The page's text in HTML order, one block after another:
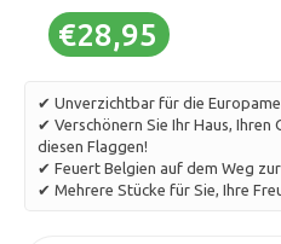
€28,95
✔ Unverzichtbar für die
✔ Verschönern Sie Ihr Haus,
diesen Flaggen!
✔ Feuert Belgien auf dem Weg
✔ Mehrere Stücke für Sie, Ihre